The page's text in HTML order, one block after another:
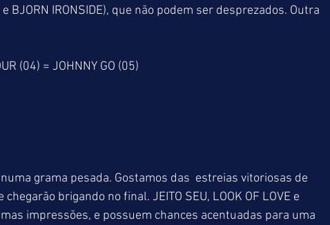
BJORN IRONSIDE), que não podem ser desprezados. Outra
(04) = JOHNNY GO (05)
grama pesada. Gostamos das  estreias vitoriosas de
brigando no final. JEITO SEU, LOOK OF LOVE e
impressões, e possuem chances acentuadas para uma